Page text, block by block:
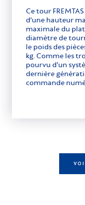
Ce tour
d’une hauteur
maximale du
diamètre de
le poids des
kg. Comme les
pourvu d’un
dernière
commande